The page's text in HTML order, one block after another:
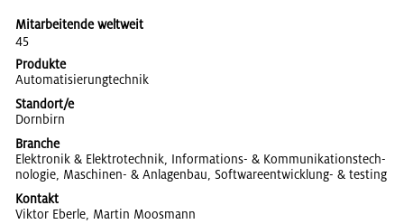
Mitarbeitende weltweit
45
Produkte
Au­to­ma­ti­sie­rung­tech­nik
Standort/e
Dorn­birn
Branche
Elek­tro­nik & Elek­tro­tech­nik, In­for­ma­ti­ons- & Kom­mu­ni­ka­ti­ons­tech­
no­lo­gie, Ma­schi­nen- & An­la­gen­bau, Soft­ware­ent­wick­lung- & tes­ting
Kontakt
Vik­tor Eber­le, Mar­tin Mo­os­mann